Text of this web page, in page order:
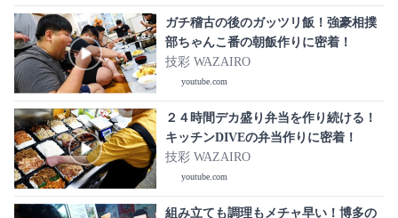
ガチ稽古の後のガッツリ飯！強豪相撲
部ちゃんこ番の朝飯作りに密着！
技彩 WAZAIRO
youtube.com
２４時間デカ盛り弁当を作り続ける！
キッチンDIVEの弁当作りに密着！
技彩 WAZAIRO
youtube.com
組み立ても調理もメチャ早い！博多の